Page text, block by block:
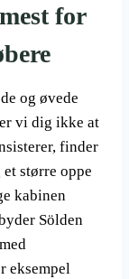
for
og øvede
vi dig ikke at
finder
større oppe
kabinen
Sölden
eksempel